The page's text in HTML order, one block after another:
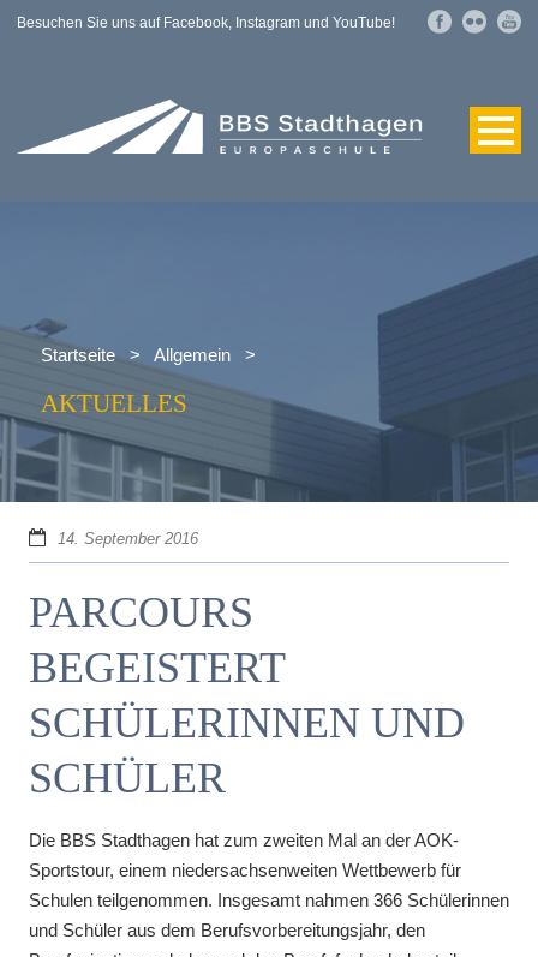
Besuchen Sie uns auf Facebook, Instagram und YouTube!
Startseite > Allgemein >
AKTUELLES
14. September 2016
PARCOURS
BEGEISTERT
SCHÜLERINNEN UND
SCHÜLER
Die BBS Stadthagen hat zum zweiten Mal an der AOK-
Sportstour, einem niedersachsenweiten Wettbewerb für
Schulen teilgenommen. Insgesamt nahmen 366 Schülerinnen
und Schüler aus dem Berufsvorbereitungsjahr, den